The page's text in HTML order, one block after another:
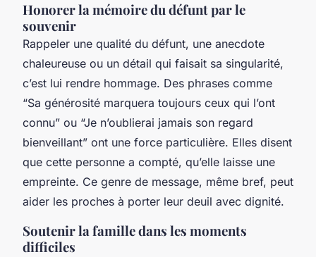
Honorer la mémoire du défunt par le
souvenir
Rappeler une qualité du défunt, une anecdote
chaleureuse ou un détail qui faisait sa singularité,
c’est lui rendre hommage. Des phrases comme
“Sa générosité marquera toujours ceux qui l’ont
connu” ou “Je n’oublierai jamais son regard
bienveillant” ont une force particulière. Elles disent
que cette personne a compté, qu’elle laisse une
empreinte. Ce genre de message, même bref, peut
aider les proches à porter leur deuil avec dignité.
Soutenir la famille dans les moments
difficiles